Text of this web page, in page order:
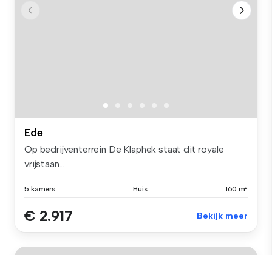
Ede
Op bedrijventerrein De Klaphek staat dit royale
vrijstaan...
5 kamers Huis 160 m²
€ 2.917 Bekijk meer